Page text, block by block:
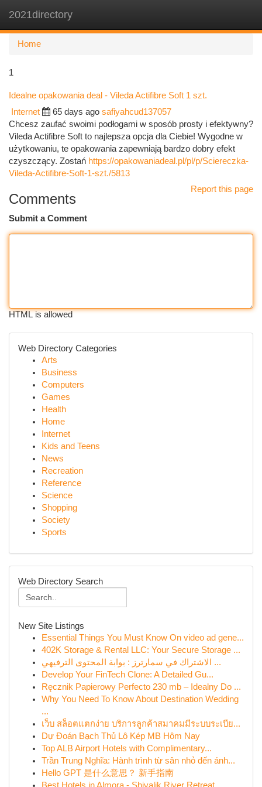
2021directory
Home
1
Idealne opakowania deal - Vileda Actifibre Soft 1 szt.
Internet 65 days ago safiyahcud137057
Chcesz zaufać swoimi podłogami w sposób prosty i efektywny?
Vileda Actifibre Soft to najlepsza opcja dla Ciebie! Wygodne w
użytkowaniu, te opakowania zapewniają bardzo dobry efekt
czyszczący. Zostań https://opakowaniadeal.pl/pl/p/Sciereczka-
Vileda-Actifibre-Soft-1-szt./5813
Report this page
Comments
Submit a Comment
HTML is allowed
Web Directory Categories
Arts
Business
Computers
Games
Health
Home
Internet
Kids and Teens
News
Recreation
Reference
Science
Shopping
Society
Sports
Web Directory Search
New Site Listings
Essential Things You Must Know On video ad gene...
402K Storage & Rental LLC: Your Secure Storage ...
الاشتراك في سمارترز : بوابة المحتوى الترفيهي ...
Develop Your FinTech Clone: A Detailed Gu...
Ręcznik Papierowy Perfecto 230 mb – Idealny Do ...
Why You Need To Know About Destination Wedding
...
เว็บ สล็อตแตกง่าย บริการลูกค้าสมาคมมีระบบระเบีย...
Dự Đoán Bạch Thủ Lô Kép MB Hôm Nay
Top ALB Airport Hotels with Complimentary...
Trần Trung Nghĩa: Hành trình từ sân nhỏ đến ánh...
Hello GPT 是什么意思？ 新手指南